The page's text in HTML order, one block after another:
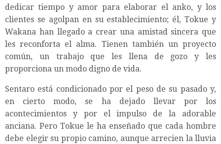
dedicar tiempo y amor para elaborar el anko, y los
clientes se agolpan en su establecimiento; él, Tokue y
Wakana han llegado a crear una amistad sincera que
les reconforta el alma. Tienen también un proyecto
común, un trabajo que les llena de gozo y les
proporciona un modo digno de vida.
Sentaro está condicionado por el peso de su pasado y,
en cierto modo, se ha dejado llevar por los
acontecimientos y por el impulso de la adorable
anciana. Pero Tokue le ha enseñado que cada hombre
debe elegir su propio camino, aunque arrecien la lluvia